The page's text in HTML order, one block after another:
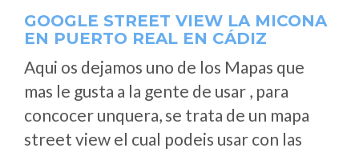
GOOGLE STREET VIEW LA MICONA
EN PUERTO REAL EN CÁDIZ
Aqui os dejamos uno de los Mapas que
mas le gusta a la gente de usar , para
concocer unquera, se trata de un mapa
street view el cual podeis usar con las